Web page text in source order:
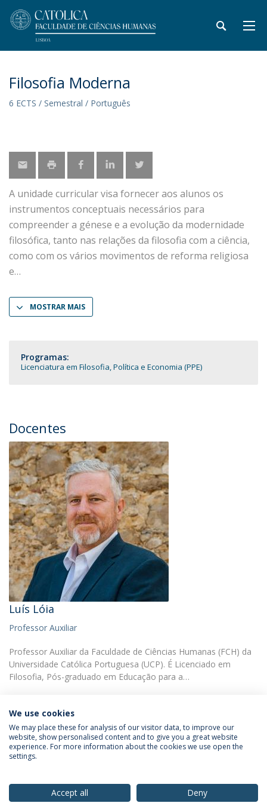
Filosofia Moderna
6 ECTS / Semestral / Português
A unidade curricular visa fornecer aos alunos os
instrumentos conceptuais necessários para
compreender a génese e a evolução da modernidade
filosófica, tanto nas relações da filosofia com a ciência,
como com os vários movimentos de reforma religiosa
e
MOSTRAR MAIS
Programas:
Licenciatura em Filosofia, Política e Economia (PPE)
Docentes
Luís Lóia
Professor Auxiliar
Professor Auxiliar da Faculdade de Ciências Humanas (FCH) da
Universidade Católica Portuguesa (UCP). É Licenciado em
Filosofia, Pós-graduado em Educação para a…
Política de Privacidade
Termos & Condições
We use cookies
We may place these for analysis of our visitor data, to improve our
website, show personalised content and to give you a great website
experience. For more information about the cookies we use open the
settings.
Accept all Deny